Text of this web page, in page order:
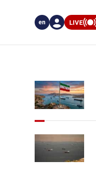
LIVE
en